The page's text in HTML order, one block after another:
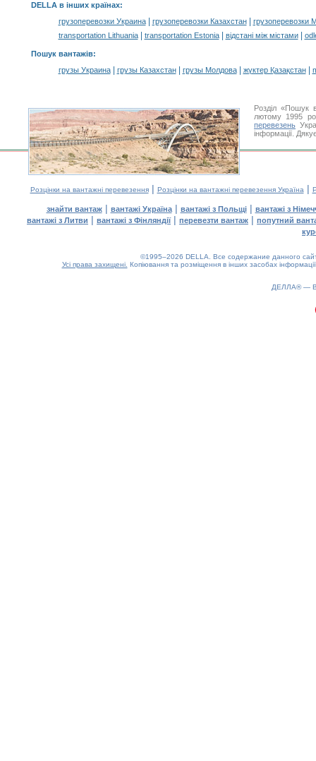
DELLA в інших країнах:
грузоперевозки Украина| грузоперевозки Казахстан|
грузоперевозки
transportation Lithuania| transportation Estonia| відстані між містами|
Пошук вантажів:
грузы Украина| грузы Казахстан| грузы Молдова| жүктер Қазақстан|
Розділ «Пошук
лютому 1995
перевезень
інформації.
Розцінки на вантажні перевезення| Розцінки на вантажні перевезення Україна |
знайти вантаж| вантажі Україна| вантажі з Польщі| вантажі з
вантажі з Литви | вантажі з Фінляндії| перевезти вантаж | попутний
©1995–2026 DELLA. Все содержание данного
Усі права захищені. Копіювання та розміщення в інших засобах
ДЕЛЛА® —